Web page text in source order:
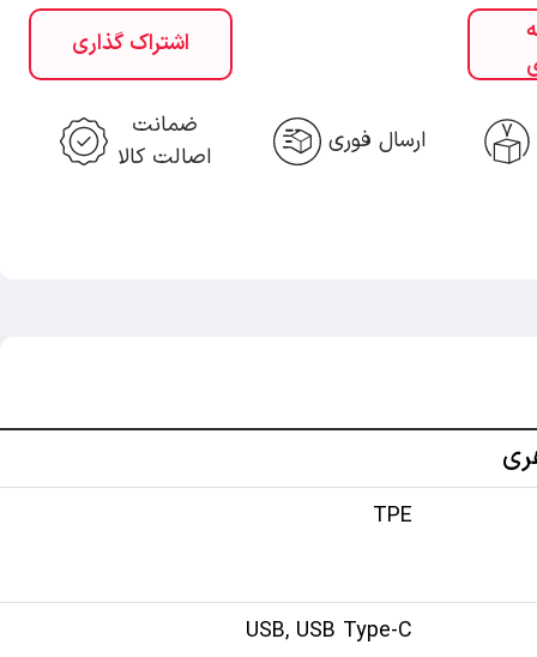
اشتراک گذاری
ارسال فوری
ضمانت
اصالت کالا
TPE
USB, USB Type-C